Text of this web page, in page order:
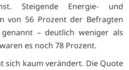
Steigende Energie- und
von 56 Prozent der Befragten
– deutlich weniger als
es noch 78 Prozent.
sich kaum verändert. Die Quote